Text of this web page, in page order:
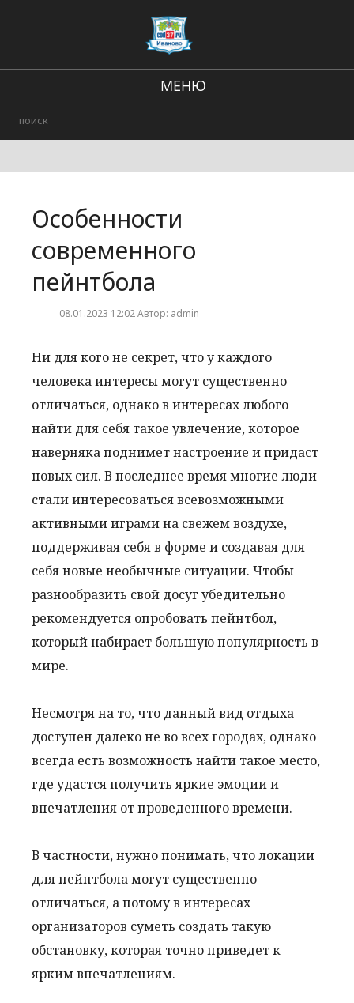
МЕНЮ
Городские события
Особенности
современного
пейнтбола
08.01.2023 12:02 Автор: admin
Ни для кого не секрет, что у каждого
человека интересы могут существенно
отличаться, однако в интересах любого
найти для себя такое увлечение, которое
наверняка поднимет настроение и придаст
новых сил. В последнее время многие люди
стали интересоваться всевозможными
активными играми на свежем воздухе,
поддерживая себя в форме и создавая для
себя новые необычные ситуации. Чтобы
разнообразить свой досуг убедительно
рекомендуется опробовать пейнтбол,
который набирает большую популярность в
мире.
Несмотря на то, что данный вид отдыха
доступен далеко не во всех городах, однако
всегда есть возможность найти такое место,
где удастся получить яркие эмоции и
впечатления от проведенного времени.
В частности, нужно понимать, что локации
для пейнтбола могут существенно
отличаться, а потому в интересах
организаторов суметь создать такую
обстановку, которая точно приведет к
ярким впечатлениям.